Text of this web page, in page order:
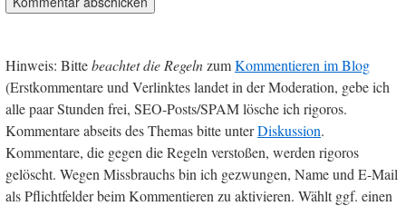
Hinweis: Bittebeachtet die RegelnzumKommentieren im Blog
(Erstkommentare und Verlinktes landet in der Moderation, gebe ich
alle paar Stunden frei, SEO-Posts/SPAM lösche ich rigoros.
Kommentare abseits des Themas bitte unterDiskussion.
Kommentare, die gegen die Regeln verstoßen, werden rigoros
gelöscht. Wegen Missbrauchs bin ich gezwungen, Name und E-Mail
als Pflichtfelder beim Kommentieren zu aktivieren. Wählt ggf. einen